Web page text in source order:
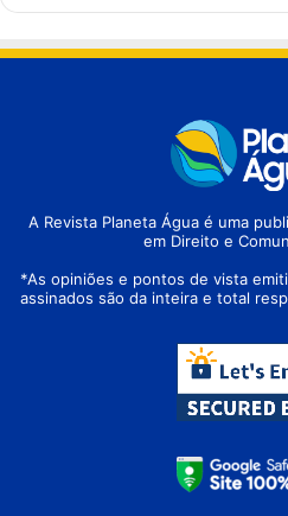
A Revista Planeta Água é uma
em Direito e
*As opiniões e pontos de vista
assinados são da inteira e total